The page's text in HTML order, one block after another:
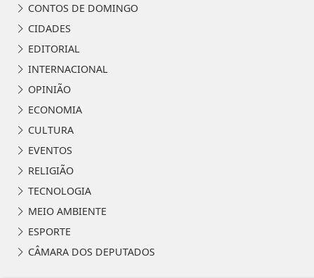
CONTOS DE DOMINGO
CIDADES
EDITORIAL
INTERNACIONAL
OPINIÃO
ECONOMIA
CULTURA
EVENTOS
RELIGIÃO
TECNOLOGIA
MEIO AMBIENTE
ESPORTE
CÂMARA DOS DEPUTADOS